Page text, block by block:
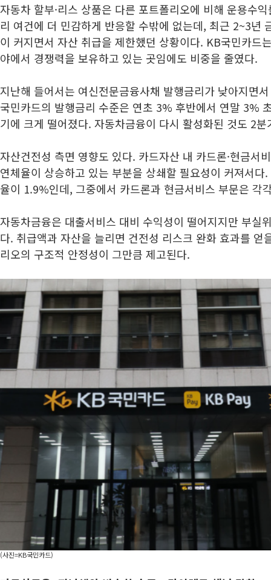
자동차 할부·리스 상품은 다른 포트폴리오에 비해 운용수
리 여건에 더 민감하게 반응할 수밖에 없는데, 최근 2~3년
이 커지면서 자산 취급을 제한했던 상황이다. KB국민카드
야에서 경쟁력을 보유하고 있는 곳임에도 비중을 줄였다.
지난해 들어서는 여신전문금융사채 발행금리가 낮아지면
국민카드의 발행금리 수준은 연초 3% 후반에서 연말 3%
기에 크게 떨어졌다. 자동차금융이 다시 활성화된 것도 2
자산건전성 측면 영향도 있다. 카드자산 내 카드론·현금서
연체율이 상승하고 있는 부분을 상쇄할 필요성이 커져서
율이 1.9%인데, 그중에서 카드론과 현금서비스 부문은 각
자동차금융은 대출서비스 대비 수익성이 떨어지지만 부실
다. 취급액과 자산을 늘리면 건전성 리스크 완화 효과를 얻
리오의 구조적 안정성이 그만큼 제고된다.
(사진=KB국민카드)